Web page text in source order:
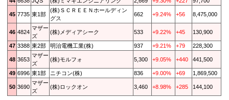
45 7735 東1部
(株)ＳＣＲＥＥＮホールディン
グス
662 +9.24% +56 8,475,000
46 4824
マザー
ズ
(株)メディアシーク 533 +9.22% +45 130,900
47 3388 東2部 明治電機工業(株) 937 +9.21% +79 228,300
48 3653
マザー
ズ
(株)モルフォ 5,300 +9.05% +440 441,500
49 6996 東1部 ニチコン(株) 836 +9.00% +69 1,869,500
50 3690
マザー
ズ
(株)ロックオン 3,460 +8.98% +285 144,100